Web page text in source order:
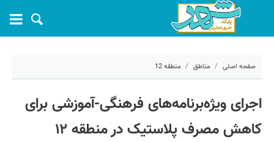
صفحه اصلی مناطق منطقه 12
کد مطلب: 24074
اجرای ویژه‌برنامه‌های فرهنگی-آموزشی برای
کاهش مصرف پلاستیک در منطقه ۱۲